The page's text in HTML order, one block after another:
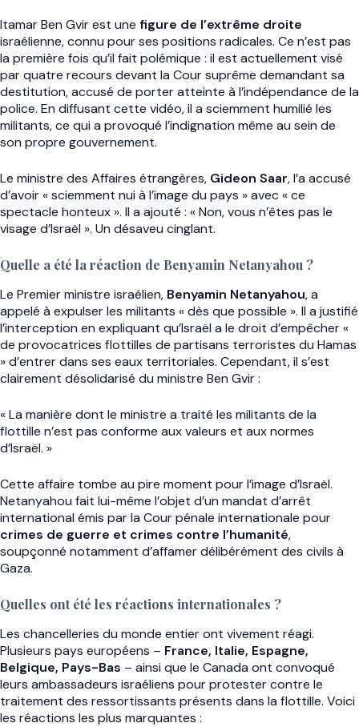
Itamar Ben Gvir est une figure de l’extrême droite
israélienne, connu pour ses positions radicales. Ce n’est pas
la première fois qu’il fait polémique : il est actuellement visé
par quatre recours devant la Cour suprême demandant sa
destitution, accusé de porter atteinte à l’indépendance de la
police. En diffusant cette vidéo, il a sciemment humilié les
militants, ce qui a provoqué l’indignation même au sein de
son propre gouvernement.
Le ministre des Affaires étrangères, Gideon Saar, l’a accusé
d’avoir « sciemment nui à l’image du pays » avec « ce
spectacle honteux ». Il a ajouté : « Non, vous n’êtes pas le
visage d’Israël ». Un désaveu cinglant.
Quelle a été la réaction de Benyamin Netanyahou ?
Le Premier ministre israélien, Benyamin Netanyahou, a
appelé à expulser les militants « dès que possible ». Il a justifié
l’interception en expliquant qu’Israël a le droit d’empêcher «
de provocatrices flottilles de partisans terroristes du Hamas
» d’entrer dans ses eaux territoriales. Cependant, il s’est
clairement désolidarisé du ministre Ben Gvir :
« La manière dont le ministre a traité les militants de la
flottille n’est pas conforme aux valeurs et aux normes
d’Israël. »
Cette affaire tombe au pire moment pour l’image d’Israël.
Netanyahou fait lui-même l’objet d’un mandat d’arrêt
international émis par la Cour pénale internationale pour
crimes de guerre et crimes contre l’humanité,
soupçonné notamment d’affamer délibérément des civils à
Gaza.
Quelles ont été les réactions internationales ?
Les chancelleries du monde entier ont vivement réagi.
Plusieurs pays européens – France, Italie, Espagne,
Belgique, Pays-Bas – ainsi que le Canada ont convoqué
leurs ambassadeurs israéliens pour protester contre le
traitement des ressortissants présents dans la flottille. Voici
les réactions les plus marquantes :